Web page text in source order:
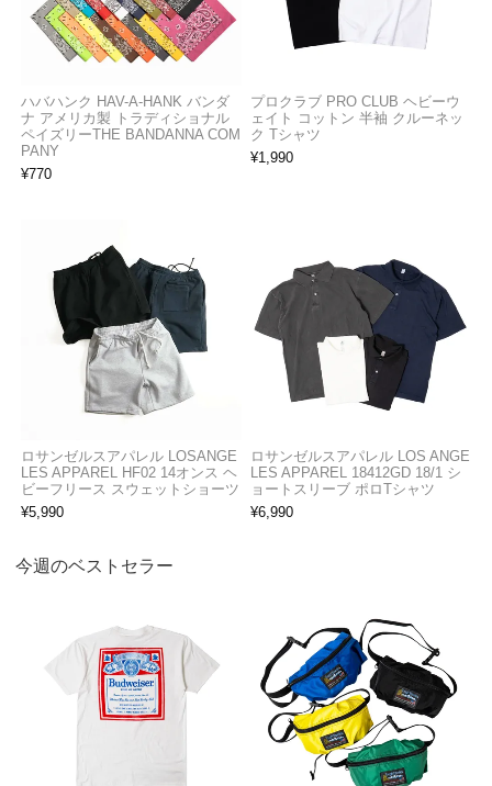
ハバハンク HAV-A-HANK バンダ
ナ アメリカ製 トラディショナル
ペイズリーTHE BANDANNA COM
PANY
¥770
プロクラブ PRO CLUB ヘビーウ
ェイト コットン 半袖 クルーネッ
ク Tシャツ
¥1,990
ロサンゼルスアパレル LOSANGE
LES APPAREL HF02 14オンス ヘ
ビーフリース スウェットショーツ
¥5,990
ロサンゼルスアパレル LOS ANGE
LES APPAREL 18412GD 18/1 シ
ョートスリーブ ポロTシャツ
¥6,990
今週のベストセラー